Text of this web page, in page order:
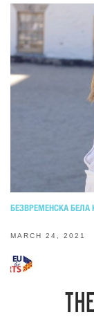
БЕЗВРЕМЕНСКА БЕЛА
MARCH 24, 2021